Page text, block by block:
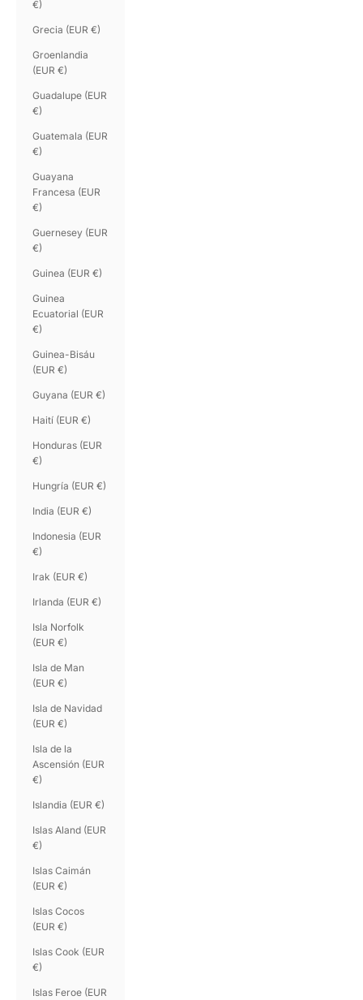
€)
Grecia (EUR €)
Groenlandia
(EUR €)
Guadalupe (EUR
€)
Guatemala (EUR
€)
Guayana
Francesa (EUR
€)
Guernesey (EUR
€)
Guinea (EUR €)
Guinea
Ecuatorial (EUR
€)
Guinea-Bisáu
(EUR €)
Guyana (EUR €)
Haití (EUR €)
Honduras (EUR
€)
Hungría (EUR €)
India (EUR €)
Indonesia (EUR
€)
Irak (EUR €)
Irlanda (EUR €)
Isla Norfolk
(EUR €)
Isla de Man
(EUR €)
Isla de Navidad
(EUR €)
Isla de la
Ascensión (EUR
€)
Islandia (EUR €)
Islas Aland (EUR
€)
Islas Caimán
(EUR €)
Islas Cocos
(EUR €)
Islas Cook (EUR
€)
Islas Feroe (EUR